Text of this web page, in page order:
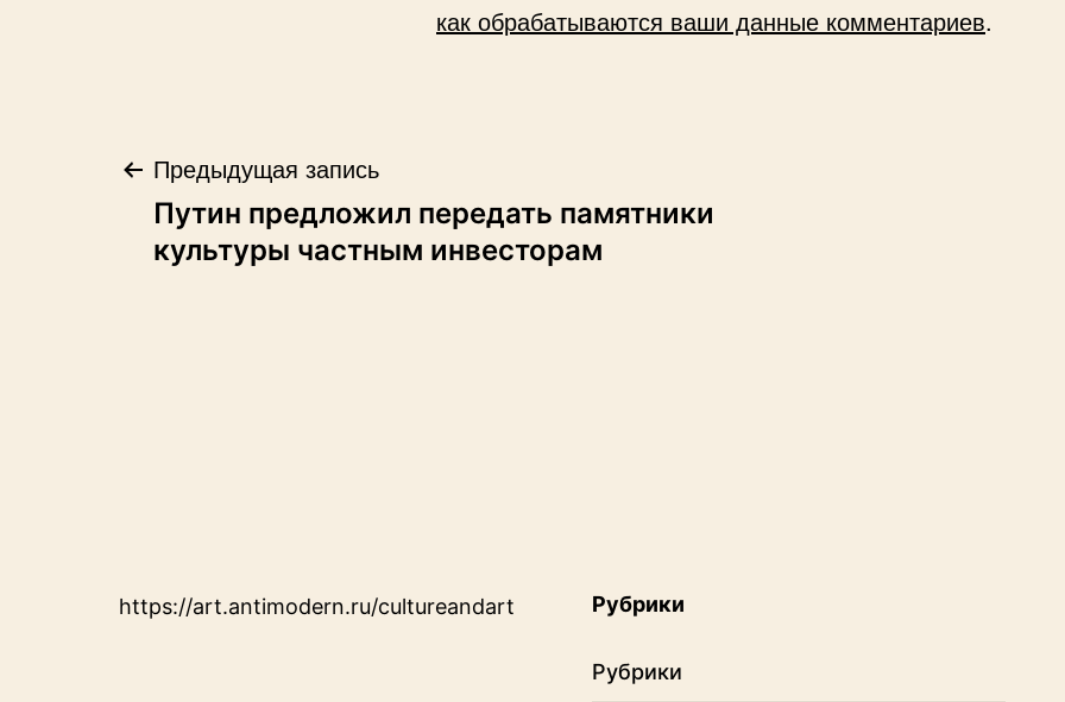
как обрабатываются ваши данные комментариев.
Навигация
по
Предыдущая запись
Путин предложил передать памятники
культуры частным инвесторам
https://art.antimodern.ru/cultureandart Рубрики
Рубрики